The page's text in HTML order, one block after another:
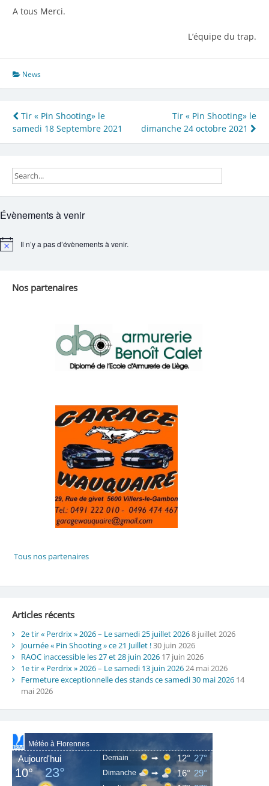
A tous Merci.
L’équipe du trap.
News
Navigation
de
Tir « Pin Shooting» le
samedi 18 Septembre 2021
Tir « Pin Shooting» le
dimanche 24 octobre 2021
Évènements à venir
Notice Il n’y a pas d’évènements à venir.
Nos partenaires
Tous nos partenaires
Articles récents
2e tir « Perdrix » 2026 – Le samedi 25 juillet 20268 juillet 2026
Journée « Pin Shooting » ce 21 Juillet !30 juin 2026
RAOC inaccessible les 27 et 28 juin 2026 17 juin 2026
1e tir « Perdrix » 2026 – Le samedi 13 juin 202624 mai 2026
Fermeture exceptionnelle des stands ce samedi 30 mai 2026 14
mai 2026